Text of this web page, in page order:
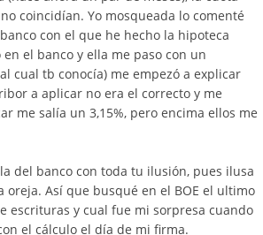
coincidían. Yo mosqueada lo comenté
con el que he hecho la hipoteca
el banco y ella me paso con un
cual tb conocía) me empezó a explicar
a aplicar no era el correcto y me
me salía un 3,15%, pero encima ellos me
del banco con toda tu ilusión, pues ilusa
Así que busqué en el BOE el ultimo
escrituras y cual fue mi sorpresa cuando
el cálculo el día de mi firma.